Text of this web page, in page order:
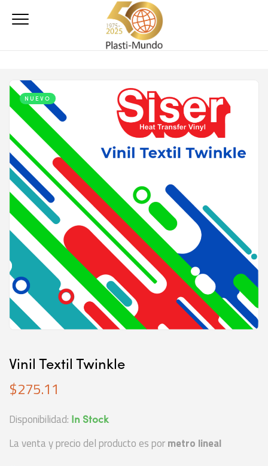
NUEVO
Vinil Textil Twinkle
$275.11
Disponibilidad: In Stock
La venta y precio del producto es pormetro lineal